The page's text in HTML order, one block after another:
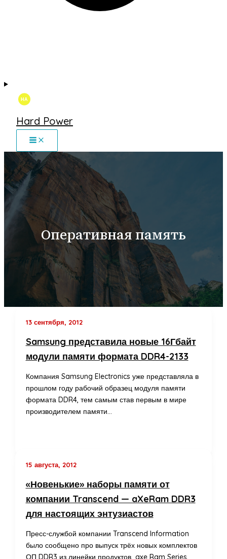
Hard Power
Оперативная память
13 сентября, 2012
Samsung представила новые 16Гбайт
модули памяти формата DDR4-2133
Компания Samsung Electronics уже представляла в
прошлом году рабочий образец модуля памяти
формата DDR4, тем самым став первым в мире
производителем памяти…
15 августа, 2012
«Новенькие» наборы памяти от
компании Transcend — aXeRam DDR3
для настоящих энтузиастов
Пресс-службой компании Transcend Information
было сообщено про выпуск трёх новых комплектов
ОП DDR3 из линейки продуктов axe Ram Series,